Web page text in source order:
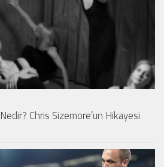
Chris Sizemore’un Hikayesi